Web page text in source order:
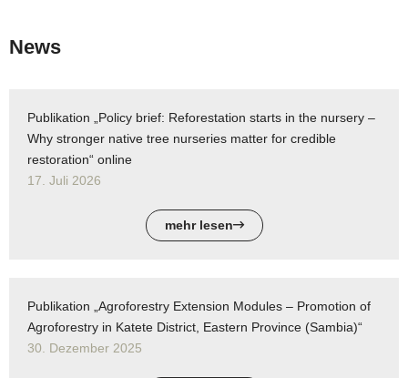
News
Publikation „Policy brief: Reforestation starts in the nursery –
Why stronger native tree nurseries matter for credible
restoration“ online
17. Juli 2026
mehr lesen
Publikation „Agroforestry Extension Modules – Promotion of
Agroforestry in Katete District, Eastern Province (Sambia)“
30. Dezember 2025